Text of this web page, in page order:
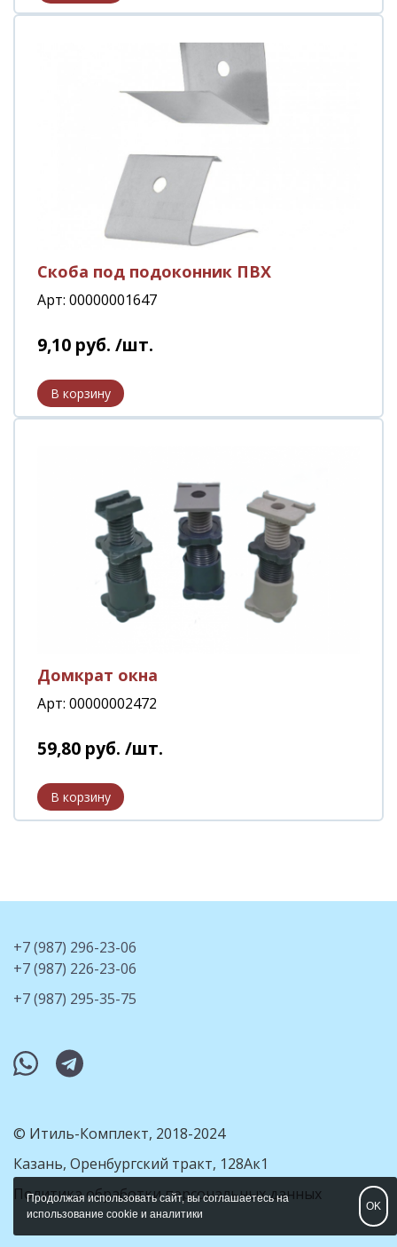
Скоба под подоконник ПВХ
Арт: 00000001647
9,10 руб. /шт.
Домкрат окна
Арт: 00000002472
59,80 руб. /шт.
+7 (987) 296-23-06
+7 (987) 226-23-06
+7 (987) 295-35-75
whatsapptelegram
© Итиль-Комплект, 2018-2024
Казань, Оренбургский тракт, 128Ак1
Политика обработки персональных данных
Продолжая использовать сайт, вы соглашаетесь на
использование cookie и аналитики
OK